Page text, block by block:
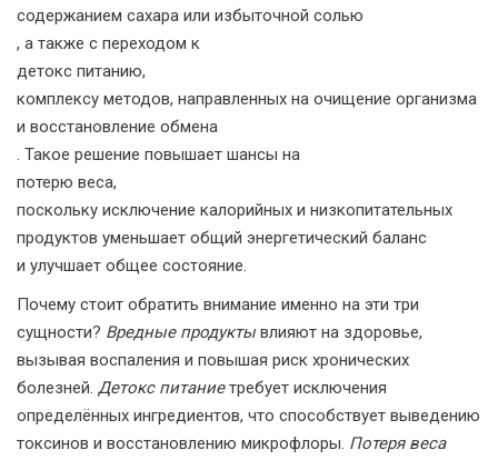
содержанием сахара или избыточной солью
, а также с переходом к
детокс питанию,
комплексу методов, направленных на очищение организма
и восстановление обмена
. Такое решение повышает шансы на
потерю веса,
поскольку исключение калорийных и низкопитательных
продуктов уменьшает общий энергетический баланс
и улучшает общее состояние.
Почему стоит обратить внимание именно на эти три
сущности? Вредные продуктывлияют на здоровье,
вызывая воспаления и повышая риск хронических
болезней. Детокс питаниетребует исключения
определённых ингредиентов, что способствует выведению
токсинов и восстановлению микрофлоры. Потеря веса